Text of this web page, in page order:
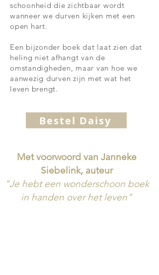
schoonheid die zichtbaar wordt
wanneer we durven kijken met een
open hart.
Een bijzonder boek dat laat zien dat
heling niet afhangt van de
omstandigheden, maar van hoe we
aanwezig durven zijn met wat het
leven brengt.
Bestel Daisy
Met voorwoord van Janneke
Siebelink, auteur
"Je hebt een wonderschoon boek
in handen over het leven"